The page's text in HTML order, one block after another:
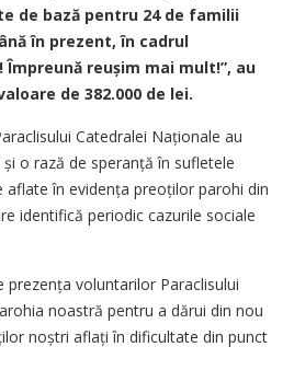
de bază pentru 24 de familii
în prezent, în cadrul
reu­șim mai mult!”, au
de 382.000 de lei.
Catedralei Naționale au
o rază de speranță în sufletele
în evidența preoților parohi din
identifică periodic cazurile sociale
pre­zența voluntarilor Paraclisului
noastră pentru a dărui din nou
noștri aflați în dificultate din punct